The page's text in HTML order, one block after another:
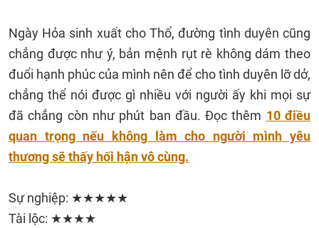
Ngày Hỏa sinh xuất cho Thổ, đường tình duyên cũng
chẳng được như ý, bản mệnh rụt rè không dám theo
đuổi hạnh phúc của mình nên để cho tình duyên lỡ dở,
chẳng thể nói được gì nhiều với người ấy khi mọi sự
đã chẳng còn như phút ban đầu. Đọc thêm 10 điều
quan trọng nếu không làm cho người mình yêu
thương sẽ thấy hối hận vô cùng.
Sự nghiệp: ★★★★★
Tài lộc: ★★★★